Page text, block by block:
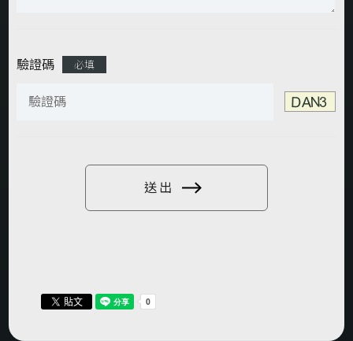
驗證碼 必填
送出